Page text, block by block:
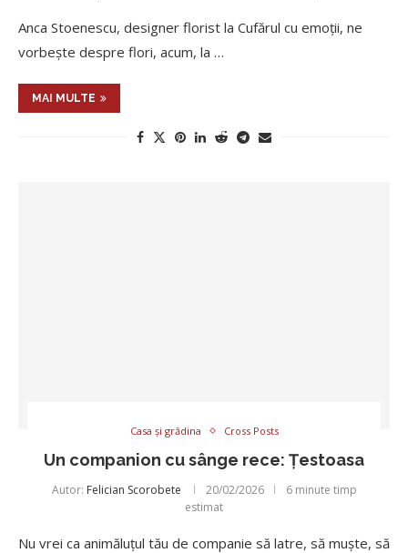
Anca Stoenescu, designer florist la Cufărul cu emoții, ne
vorbește despre flori, acum, la …
MAI MULTE
Casa și grădina Cross Posts
Un companion cu sânge rece: Țestoasa
Autor: Felician Scorobete 20/02/2026
6 minute timp
estimat
Nu vrei ca animăluțul tău de companie să latre, să muște, să